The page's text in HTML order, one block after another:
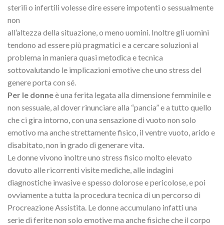
sterili o infertili volesse dire essere impotenti o sessualmente
non
all’altezza della situazione, o meno uomini. Inoltre gli uomini
tendono ad essere più pragmatici e a cercare soluzioni al
problema in maniera quasi metodica e tecnica
sottovalutando le implicazioni emotive che uno stress del
genere porta con sé.
Per le donneè una ferita legata alla dimensione femminile e
non sessuale, al dover rinunciare alla “pancia” e a tutto quello
che ci gira intorno, con una sensazione di vuoto non solo
emotivo ma anche strettamente fisico, il ventre vuoto, arido e
disabitato, non in grado di generare vita.
Le donne vivono inoltre uno stress fisico molto elevato
dovuto alle ricorrenti visite mediche, alle indagini
diagnostiche invasive e spesso dolorose e pericolose, e poi
ovviamente a tutta la procedura tecnica di un percorso di
Procreazione Assistita. Le donne accumulano infatti una
serie di ferite non solo emotive ma anche fisiche che il corpo